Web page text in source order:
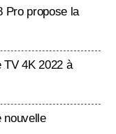
Pro propose la
TV 4K 2022 à
nouvelle